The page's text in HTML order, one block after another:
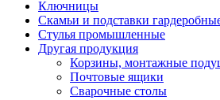
Ключницы
Скамьи и подставки
Стулья промышленные
Другая продукция
Корзины, монтажные
Почтовые ящики
Сварочные столы